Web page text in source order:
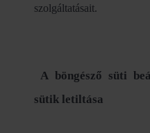
szolgáltatásait.
A böngésző süti
sütik letiltása